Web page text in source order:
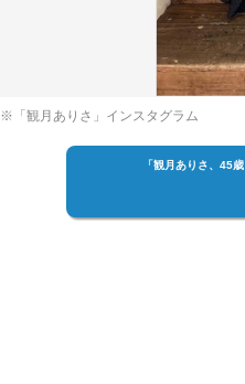
※「観月ありさ」インスタグラム
「観月ありさ、45